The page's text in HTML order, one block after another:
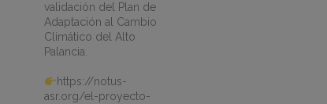
validación del Plan de
Adaptación al Cambio
Climático del Alto
Palancia.
https://notus-
asr.org/el-proyecto-